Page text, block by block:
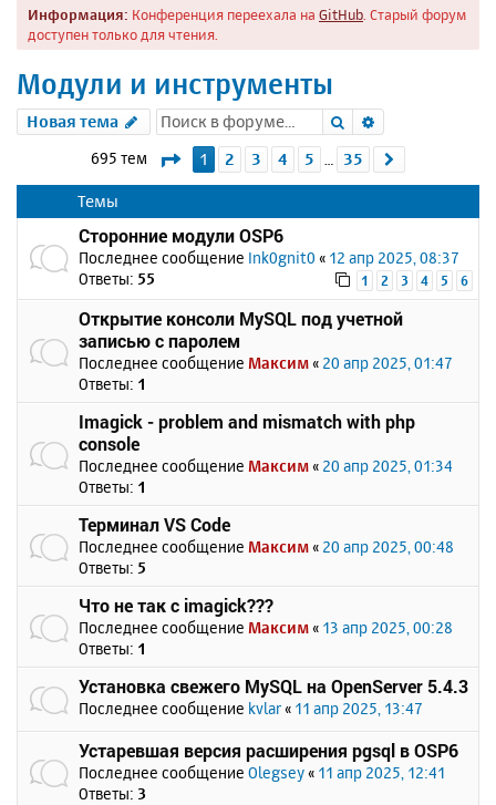
к
м
Информация: Конференция переехала на GitHub . Старый форум
доступен только для чтения.
Модули и инструменты
Новая тема Поиск
695 тем Страница1 из 35
1 2 3 4 5 35
Темы
Сторонние модули OSP6
Последнее сообщение Ink0gnit0 « 12 апр 2025, 08:37
Ответы: 55 1 2 3 4 5 6
Открытие консоли MySQL под учетной
записью с паролем
Последнее сообщение Максим « 20 апр 2025, 01:47
Ответы: 1
Imagick - problem and mismatch with php
console
Последнее сообщение Максим « 20 апр 2025, 01:34
Ответы: 1
Терминал VS Code
Последнее сообщение Максим « 20 апр 2025, 00:48
Ответы: 5
Что не так с imagick???
Последнее сообщение Максим « 13 апр 2025, 00:28
Ответы: 1
Установка свежего MySQL на OpenServer 5.4.3
Последнее сообщение kvlar « 11 апр 2025, 13:47
Устаревшая версия расширения pgsql в OSP6
Последнее сообщение Olegsey « 11 апр 2025, 12:41
Ответы: 3